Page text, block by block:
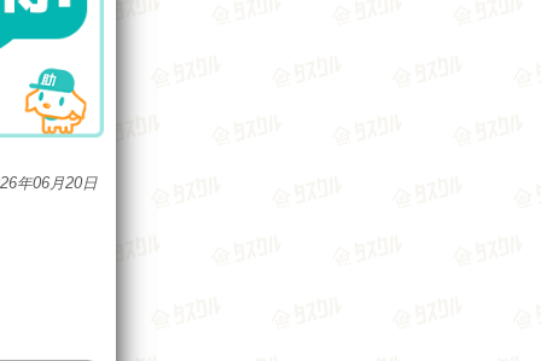
年06月20日